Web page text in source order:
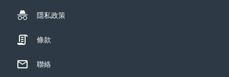
隱私政策
條款
聯絡